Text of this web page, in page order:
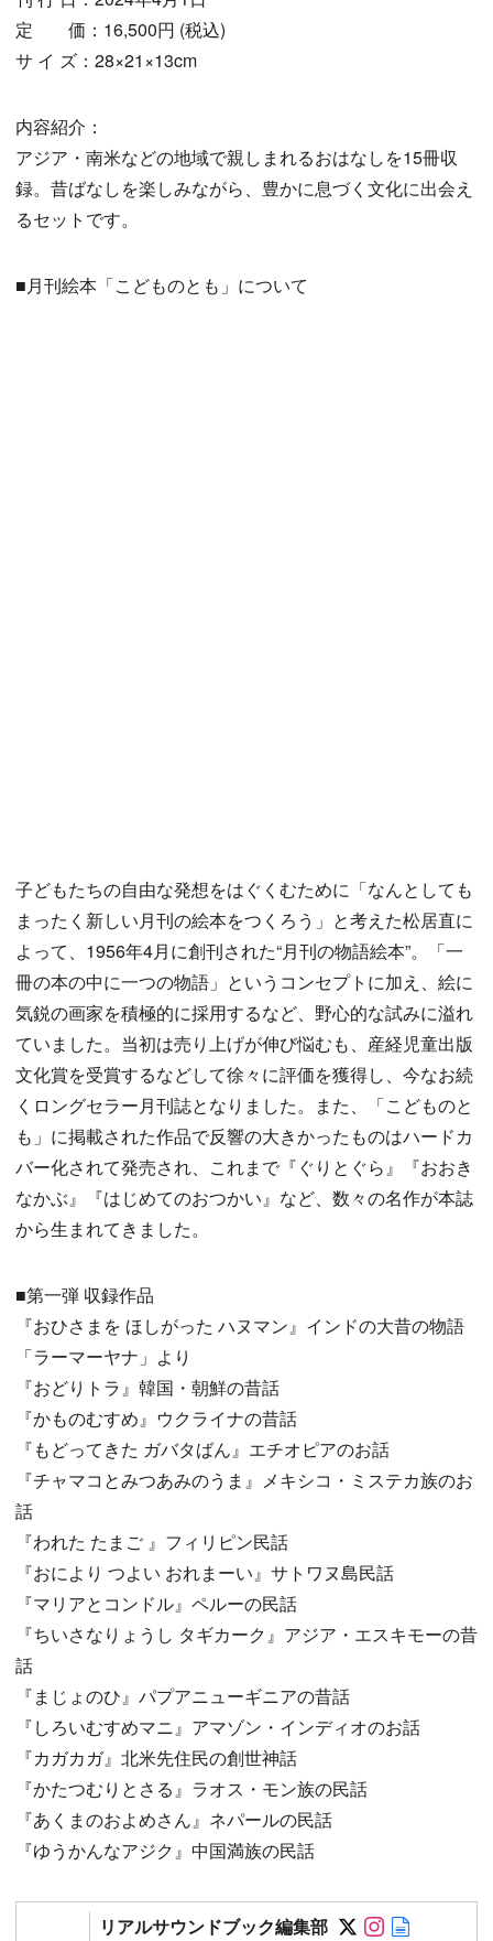
定 価：16,500円 (税込)
サ イ ズ：28×21×13cm
内容紹介：
アジア・南米などの地域で親しまれるおはなしを15冊収
録。昔ばなしを楽しみながら、豊かに息づく文化に出会え
るセットです。
■月刊絵本「こどものとも」について
子どもたちの自由な発想をはぐくむために「なんとしても
まったく新しい月刊の絵本をつくろう」と考えた松居直に
よって、1956年4月に創刊された“月刊の物語絵本”。「一
冊の本の中に一つの物語」というコンセプトに加え、絵に
気鋭の画家を積極的に採用するなど、野心的な試みに溢れ
ていました。当初は売り上げが伸び悩むも、産経児童出版
文化賞を受賞するなどして徐々に評価を獲得し、今なお続
くロングセラー月刊誌となりました。また、「こどものと
も」に掲載された作品で反響の大きかったものはハードカ
バー化されて発売され、これまで『ぐりとぐら』『おおき
なかぶ』『はじめてのおつかい』など、数々の名作が本誌
から生まれてきました。
■第一弾 収録作品
『おひさまを ほしがった ハヌマン』インドの大昔の物語
「ラーマーヤナ」より
『おどりトラ』韓国・朝鮮の昔話
『かものむすめ』ウクライナの昔話
『もどってきた ガバタばん』エチオピアのお話
『チャマコとみつあみのうま』メキシコ・ミステカ族のお
話
『われた たまご 』フィリピン民話
『おにより つよい おれまーい』サトワヌ島民話
『マリアとコンドル』ペルーの民話
『ちいさなりょうし タギカーク』アジア・エスキモーの昔
話
『まじょのひ』パプアニューギニアの昔話
『しろいむすめマニ』アマゾン・インディオのお話
『カガカガ』北米先住民の創世神話
『かたつむりとさる』ラオス・モン族の民話
『あくまのおよめさん』ネパールの民話
『ゆうかんなアジク』中国満族の民話
リアルサウンドブック編集部 Follow on
Follow on